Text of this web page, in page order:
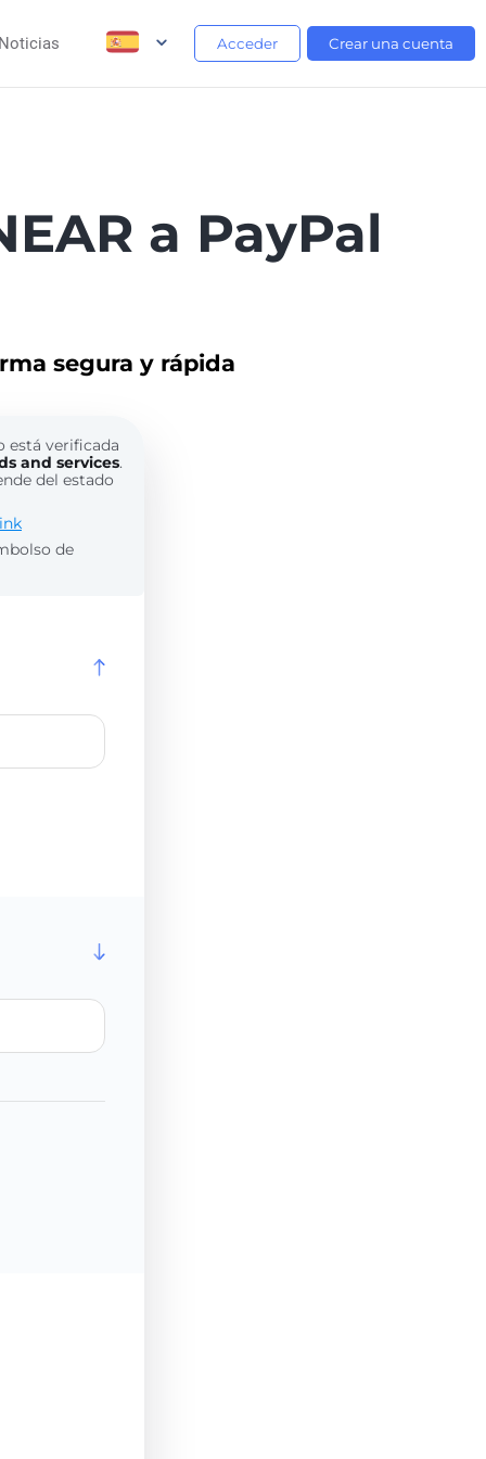
Noticias Acceder Crear una cuenta
a PayPal
segura y rápida
está verificada
and services.
del estado
de